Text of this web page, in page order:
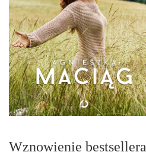
Wznowienie bestsellera